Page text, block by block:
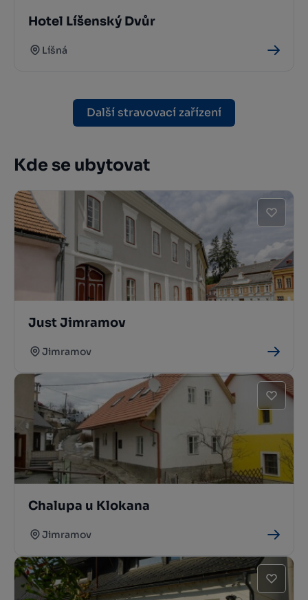
Hotel Líšenský Dvůr
Líšná
Další stravovací zařízení
Kde se ubytovat
Just Jimramov
Jimramov
Chalupa u Klokana
Jimramov